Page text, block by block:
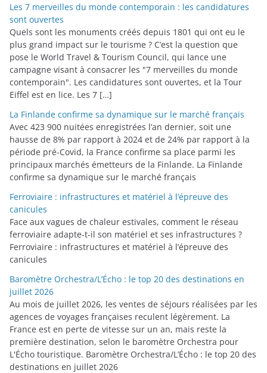
Les 7 merveilles du monde contemporain : les candidatures
sont ouvertes
Quels sont les monuments créés depuis 1801 qui ont eu le
plus grand impact sur le tourisme ? C’est la question que
pose le World Travel & Tourism Council, qui lance une
campagne visant à consacrer les "7 merveilles du monde
contemporain". Les candidatures sont ouvertes, et la Tour
Eiffel est en lice. Les 7 […]
La Finlande confirme sa dynamique sur le marché français
Avec 423 900 nuitées enregistrées l’an dernier, soit une
hausse de 8% par rapport à 2024 et de 24% par rapport à la
période pré-Covid, la France confirme sa place parmi les
principaux marchés émetteurs de la Finlande. La Finlande
confirme sa dynamique sur le marché français
Ferroviaire : infrastructures et matériel à l’épreuve des
canicules
Face aux vagues de chaleur estivales, comment le réseau
ferroviaire adapte-t-il son matériel et ses infrastructures ?
Ferroviaire : infrastructures et matériel à l’épreuve des
canicules
Baromètre Orchestra/L’Écho : le top 20 des destinations en
juillet 2026
Au mois de juillet 2026, les ventes de séjours réalisées par les
agences de voyages françaises reculent légèrement. La
France est en perte de vitesse sur un an, mais reste la
première destination, selon le baromètre Orchestra pour
L'Écho touristique. Baromètre Orchestra/L’Écho : le top 20 des
destinations en juillet 2026